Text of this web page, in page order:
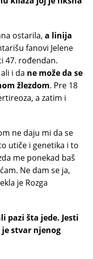
ostarila, a linija
fanovi Jelene
47. rođendan.
i da ne može da se
žlezdom. Pre 18
a zatim i
ne daju mi da se
utiče i genetika i to
me ponekad baš
Ne dam se ja,
je Rozga
pazi šta jede. Jesti
stvar njenog